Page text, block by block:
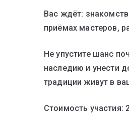
Вас ждёт:
приёмах мастеров,
Не упустите шанс
наследию и унести
традиции живут в
Стоимость участия: